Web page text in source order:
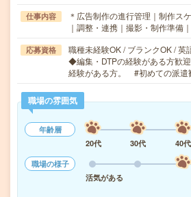
仕事内容
＊広告制作の進行管理｜制作ス
｜調整・連携｜撮影・制作準備
応募資格
職種未経験OK / ブランクOK / 英
◆編集・DTPの経験がある方歓
経験がある方。 #初めての派遣
職場の雰囲気
年齢層
20代
30代 40代
職場の様子
活気がある